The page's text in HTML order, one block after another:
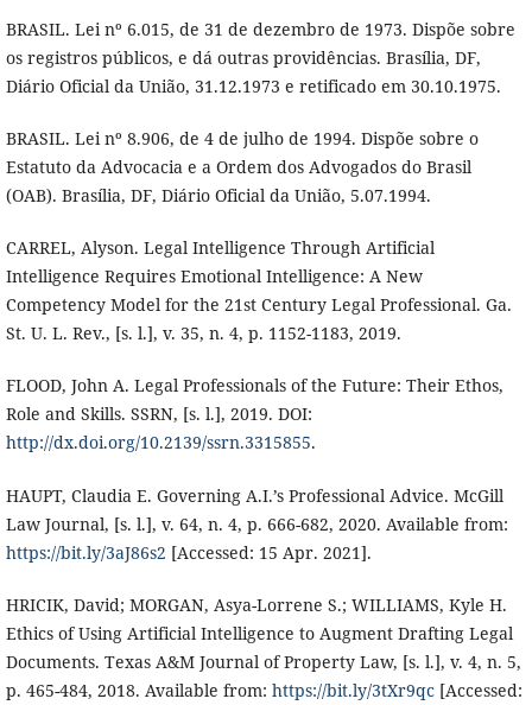
BRASIL. Lei nº 6.015, de 31 de dezembro de 1973. Dispõe sobre
os registros públicos, e dá outras providências. Brasília, DF,
Diário Oficial da União, 31.12.1973 e retificado em 30.10.1975.
BRASIL. Lei nº 8.906, de 4 de julho de 1994. Dispõe sobre o
Estatuto da Advocacia e a Ordem dos Advogados do Brasil
(OAB). Brasília, DF, Diário Oficial da União, 5.07.1994.
CARREL, Alyson. Legal Intelligence Through Artificial
Intelligence Requires Emotional Intelligence: A New
Competency Model for the 21st Century Legal Professional. Ga.
St. U. L. Rev., [s. l.], v. 35, n. 4, p. 1152-1183, 2019.
FLOOD, John A. Legal Professionals of the Future: Their Ethos,
Role and Skills. SSRN, [s. l.], 2019. DOI:
http://dx.doi.org/10.2139/ssrn.3315855.
HAUPT, Claudia E. Governing A.I.’s Professional Advice. McGill
Law Journal, [s. l.], v. 64, n. 4, p. 666-682, 2020. Available from:
https://bit.ly/3aJ86s2 [Accessed: 15 Apr. 2021].
HRICIK, David; MORGAN, Asya-Lorrene S.; WILLIAMS, Kyle H.
Ethics of Using Artificial Intelligence to Augment Drafting Legal
Documents. Texas A&M Journal of Property Law, [s. l.], v. 4, n. 5,
p. 465-484, 2018. Available from: https://bit.ly/3tXr9qc[Accessed: